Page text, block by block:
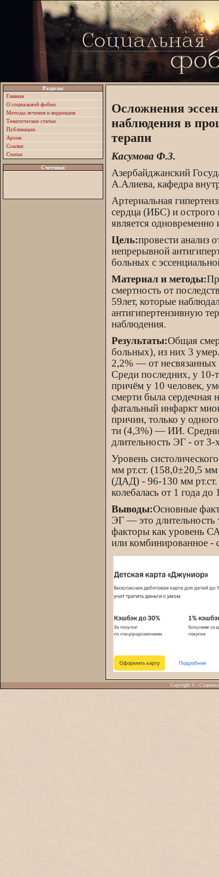
Разделы
Главная
О социальной фобии
Методы лечения и коррекция
Тематические статьи
Публикации
Архив
Ссылки
Статьи
Счетчики
Осложнения
наблюдения в
терапи
Касумова Ф.З.
Азербайджанский
А.Алиева, кафедра
Артериальная
сердца (ИБС) и острого
является
Цель:провести анализ
непрерывной
больных с
Материал и методы:
смертность от
59лет, которые
антигипертензивную
наблюдения.
Результаты:Общая
больных), из них 3
2,2% — от несвязанных
Среди последних, у
причём у 10 человек,
смерти была сердечная
фатальный инфаркт
причин, только у
ти (4,3%) — ИИ.
длительность ЭГ - от
Уровень
мм рт.ст. (158,0±20,5 мм
(ДАД) - 96-130 мм рт.ст.
колебалась от 1 года до
Выводы:Основные
ЭГ — это длительность
факторы как уровень
или комбинированное -
Copyright ©